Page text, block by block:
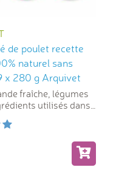
de poulet recette
naturel sans
x 280 g Arquivet
fraîche, légumes
utilisés dans